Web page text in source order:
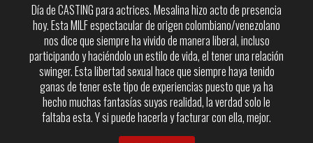
Día de CASTING para actrices. Mesalina hizo acto de presencia
hoy. Esta MILF espectacular de origen colombiano/venezolano
nos dice que siempre ha vivido de manera liberal, incluso
participando y haciéndolo un estilo de vida, el tener una relación
swinger. Esta libertad sexual hace que siempre haya tenido
ganas de tener este tipo de experiencias puesto que ya ha
hecho muchas fantasías suyas realidad, la verdad solo le
faltaba esta. Y si puede hacerla y facturar con ella, mejor.